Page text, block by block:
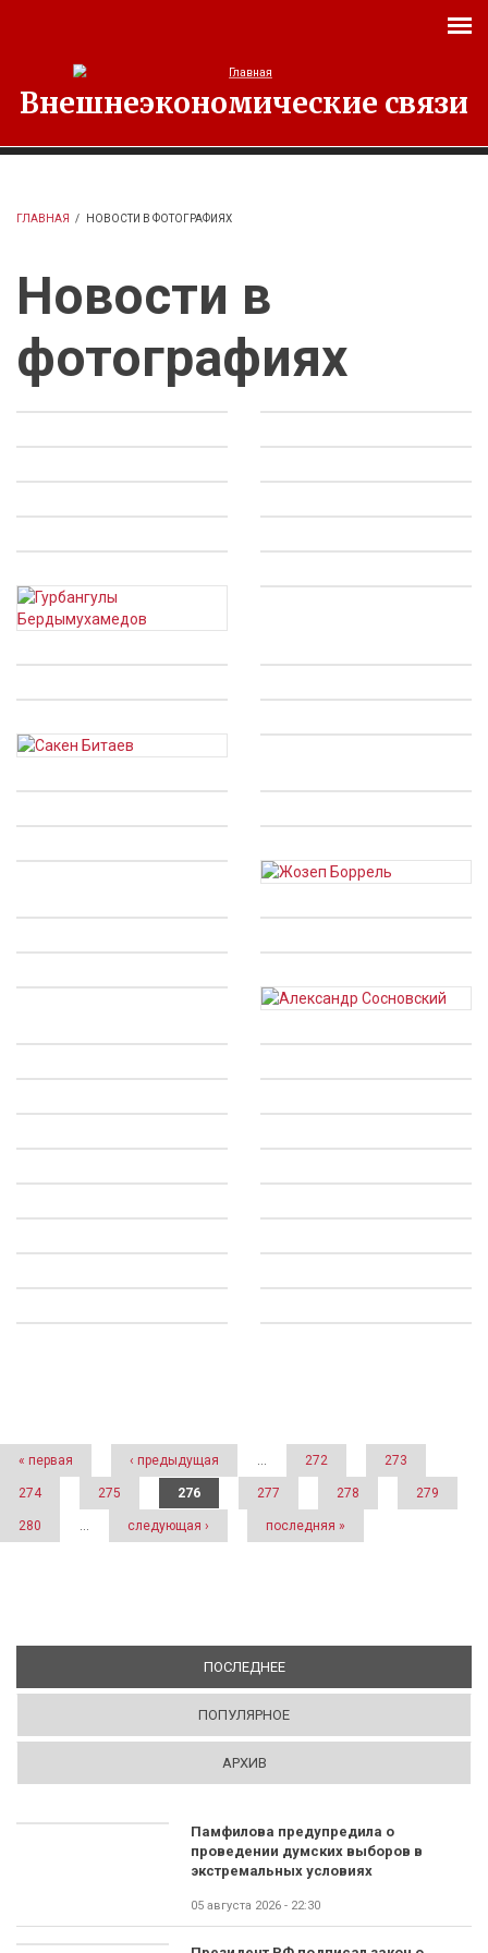
Внешнеэкономические связи
ГЛАВНАЯ / НОВОСТИ В ФОТОГРАФИЯХ
Новости в
фотографиях
« первая ‹ предыдущая … 272 273
274 275 276 277 278 279
280 … следующая › последняя »
ПОСЛЕДНЕЕ(АКТИВНАЯ ВКЛАДКА)
ПОПУЛЯРНОЕ
АРХИВ
Памфилова предупредила о
проведении думских выборов в
экстремальных условиях
05 августа 2026 - 22:30